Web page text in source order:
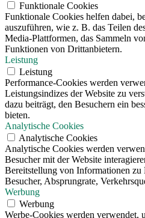
Funktionale Cookies
Funktionale Cookies helfen dabei,
auszuführen, wie z. B. das Teilen
Media-Plattformen, das Sammeln
Funktionen von Drittanbietern.
Leistung
Leistung
Performance-Cookies werden
Leistungsindizes der Website zu
dazu beiträgt, den Besuchern ein
bieten.
Analytische Cookies
Analytische Cookies
Analytische Cookies werden
Besucher mit der Website
Bereitstellung von Informationen
Besucher, Absprungrate,
Werbung
Werbung
Werbe-Cookies werden verwendet,